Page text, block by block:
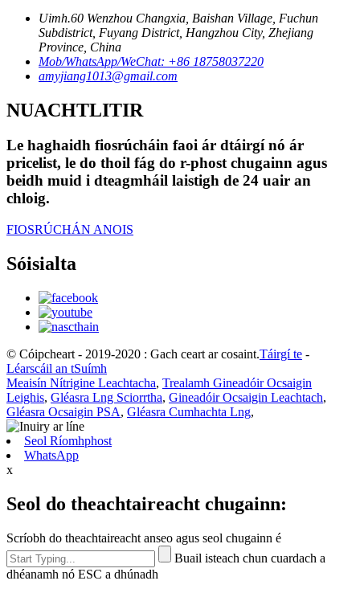
Uimh.60 Wenzhou Changxia, Baishan Village, Fuchun
Subdistrict, Fuyang District, Hangzhou City, Zhejiang
Province, China
Mob/WhatsApp/WeChat: +86 18758037220
amyjiang1013@gmail.com
NUACHTLITIR
Le haghaidh fiosrúcháin faoi ár dtáirgí nó ár
pricelist, le do thoil fág do r-phost chugainn agus
beidh muid i dteagmháil laistigh de 24 uair an
chloig.
FIOSRÚCHÁN ANOIS
Sóisialta
© Cóipcheart - 2019-2020 : Gach ceart ar cosaint.Táirgí te -
Léarscáil an tSuímh
Meaisín Nítrigine Leachtacha, Trealamh Gineadóir Ocsaigin
Leighis, Gléasra Lng Sciorrtha, Gineadóir Ocsaigin Leachtach,
Gléasra Ocsaigin PSA, Gléasra Cumhachta Lng,
Seol Ríomhphost
WhatsApp
x
Seol do theachtaireacht chugainn:
Scríobh do theachtaireacht anseo agus seol chugainn é
Buail isteach chun cuardach a
dhéanamh nó ESC a dhúnadh